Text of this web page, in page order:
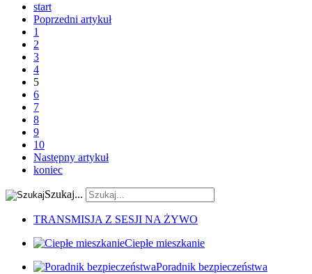
start
Poprzedni artykuł
1
2
3
4
5
6
7
8
9
10
Następny artykuł
koniec
Szukaj...
TRANSMISJA Z SESJI NA ŻYWO
Ciepłe mieszkanie
Poradnik bezpieczeństwa